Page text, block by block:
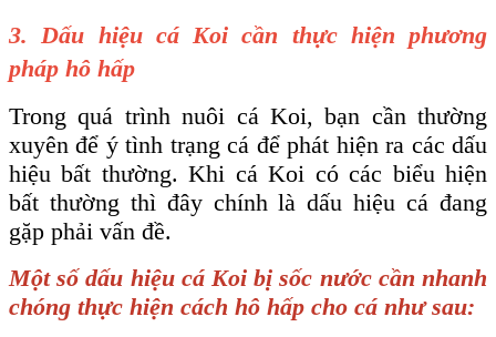
3. Dấu hiệu cá Koi cần thực hiện phương
pháp hô hấp
Trong quá trình nuôi cá Koi, bạn cần thường
xuyên để ý tình trạng cá để phát hiện ra các dấu
hiệu bất thường. Khi cá Koi có các biểu hiện
bất thường thì đây chính là dấu hiệu cá đang
gặp phải vấn đề.
Một số dấu hiệu cá Koi bị sốc nước cần nhanh
chóng thực hiện cách hô hấp cho cá như sau: